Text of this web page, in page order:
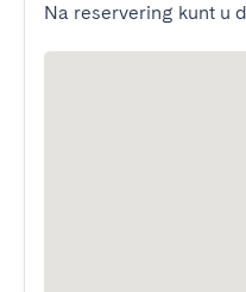
Na reservering kunt u